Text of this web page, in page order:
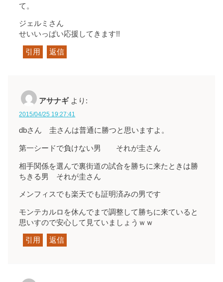
て。
ジェルミさん
せいいっぱい応援してきます!!
引用 返信
アサナギ より:
2015/04/25 19:27:41
dbさん 圭さんは普通に勝つと思いますよ。
第一シードで負けない男 それが圭さん
相手関係を選んで裏街道の試合を勝ちに来たときは勝
ちきる男 それが圭さん
メンフィスでも楽天でも証明済みの男です
モンテカルロを休んでまで調整して勝ちに来ていると
思いすので安心して見ていましょうｗｗ
引用 返信